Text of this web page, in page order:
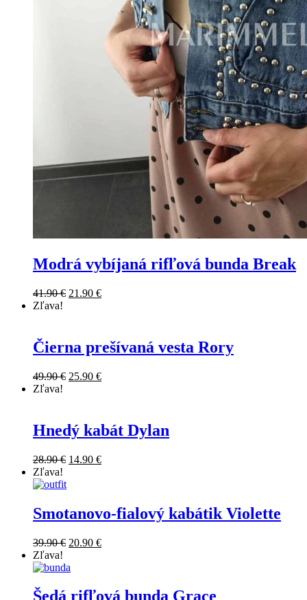
Modrá vybíjaná rifľová bunda Break
41.90€ 21.90 €
Zľava!
Čierna prešívaná vesta Rory
49.90€ 25.90 €
Zľava!
Hnedý kabát Dylan
28.90€ 14.90 €
Zľava!
Smotanovo-fialový kabátik Violette
39.90€ 20.90 €
Zľava!
Šedá rifľová bunda Grace